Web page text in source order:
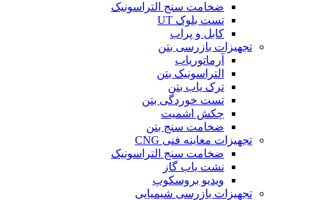
ضخامت سنج التراسونیک
تست بلوک UT
کابل و پراب
تجهیزات بازرسی بتن
آرماتوریاب
التراسونیک بتن
ترک یاب بتن
تست خوردگی بتن
چکش اشمیت
ضخامت سنج بتن
تجهیزات معاینه فنی CNG
ضخامت سنج التراسونیک
نشت یاب گاز
ویدیو بروسکوپ
تجهیزات بازرسی شیمیایی